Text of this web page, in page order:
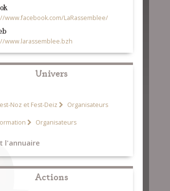
www.facebook.com/LaRassemblee/
www.larassemblee.bzh
Univers
Noz et Fest-Deiz Organisateurs
Organisateurs
l'annuaire
Actions